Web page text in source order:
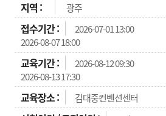
광주
2026-07-01 13:00
2026-08-07 18:00
2026-08-12 09:30
2026-08-13 17:30
김대중컨벤션센터